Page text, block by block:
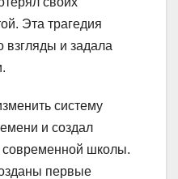
Эта трагедия
взгляды и задала
систему
и создал
школы.
первые